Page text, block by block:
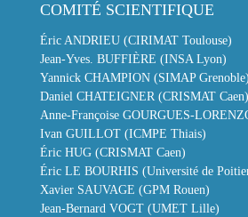
COMITÉ SCIENTIFIQUE
Éric ANDRIEU (CIRIMAT Toulouse)
Jean-Yves. BUFFIÈRE (INSA Lyon)
Yannick CHAMPION (SIMAP Grenoble)
Daniel CHATEIGNER (CRISMAT Caen)
Anne-Françoise GOURGUES-
Ivan GUILLOT (ICMPE Thiais)
Éric HUG (CRISMAT Caen)
Éric LE BOURHIS (Université de
Xavier SAUVAGE (GPM Rouen)
Jean-Bernard VOGT (UMET Lille)